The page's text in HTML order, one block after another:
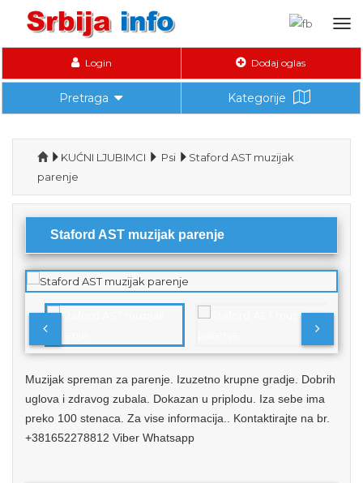
Login Dodaj oglas
Pretraga Kategorije
KUĆNI LJUBIMCI Psi
Staford AST muzijak
parenje
Staford AST muzijak parenje
Muzijak spreman za parenje. Izuzetno krupne gradje. Dobrih
uglova i zdravog zubala. Dokazan u priplodu. Iza sebe ima
preko 100 stenaca. Za vise informacija.. Kontaktirajte na br.
+381652278812 Viber Whatsapp